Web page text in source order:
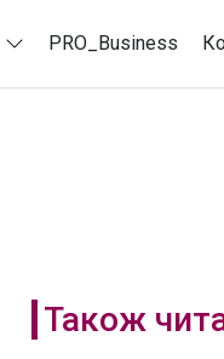
PRO_Business
Також